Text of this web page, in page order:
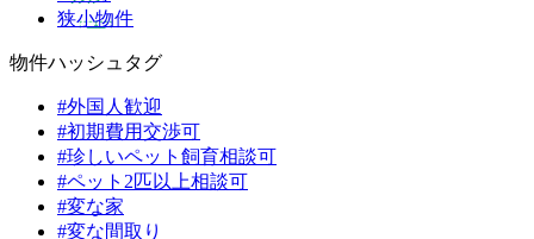
狭小物件
物件ハッシュタグ
#外国人歓迎
#初期費用交渉可
#珍しいペット飼育相談可
#ペット2匹以上相談可
#変な家
#変な間取り